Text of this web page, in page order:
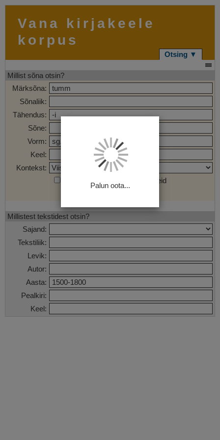
Vana kirjakeele
korpus
Otsing ▼
Millist sõna otsin?
Märksõna:
Sõnaliik:
Tähendus:
Sõne:
Vorm:
Keel:
Kontekst:
Otsi märgendatud sõnaühendeid
Millistest tekstidest otsin?
Sajand:
Tekstiliik:
Levik:
Autor:
Aasta:
Pealkiri:
Keel:
Palun oota...